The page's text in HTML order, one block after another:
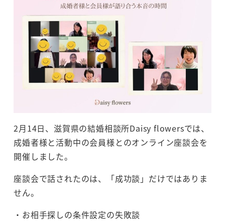
2月14日、滋賀県の結婚相談所Daisy flowersでは、
成婚者様と活動中の会員様とのオンライン座談会を
開催しました。
座談会で話されたのは、「成功談」だけではありま
せん。
・お相手探しの条件設定の失敗談